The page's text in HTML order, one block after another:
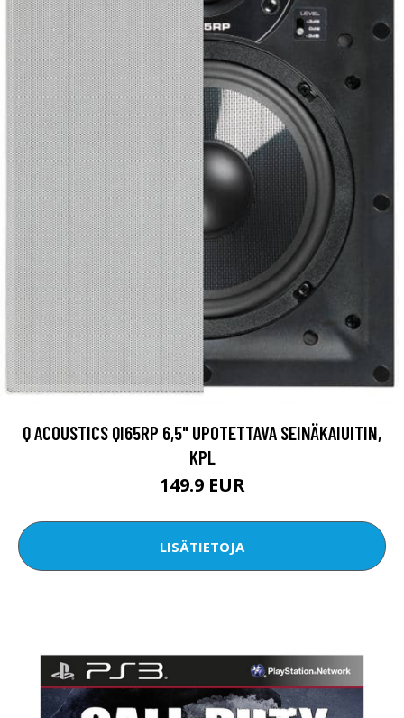
Q ACOUSTICS QI65RP 6,5" UPOTETTAVA SEINÄKAIUITIN,
KPL
149.9 EUR
LISÄTIETOJA